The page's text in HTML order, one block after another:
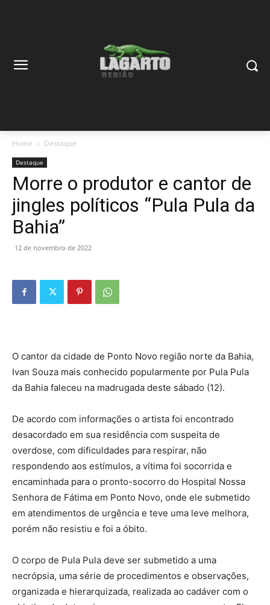
Home Destaque
Destaque
Morre o produtor e cantor de
jingles políticos “Pula Pula da
Bahia”
12 de novembro de 2022
O cantor da cidade de Ponto Novo região norte da Bahia,
Ivan Souza mais conhecido popularmente por Pula Pula
da Bahia faleceu na madrugada deste sábado (12).
De acordo com informações o artista foi encontrado
desacordado em sua residência com suspeita de
overdose, com dificuldades para respirar, não
respondendo aos estímulos, a vítima foi socorrida e
encaminhada para o pronto-socorro do Hospital Nossa
Senhora de Fátima em Ponto Novo, onde ele submetido
em atendimentos de urgência e teve uma leve melhora,
porém não resistiu e foi a óbito.
O corpo de Pula Pula deve ser submetido a uma
necrópsia, uma série de procedimentos e observações,
organizada e hierarquizada, realizada ao cadáver com o